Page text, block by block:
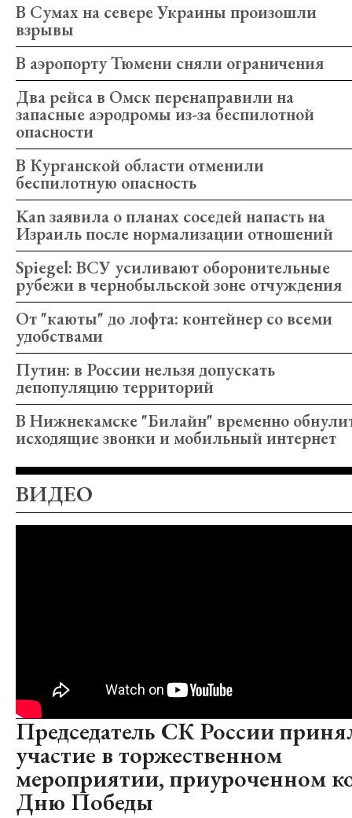
В Сумах на севере Украины произошли
взрывы
В аэропорту Тюмени сняли ограничения
Два рейса в Омск перенаправили на
запасные аэродромы из-за беспилотной
опасности
В Курганской области отменили
беспилотную опасность
Kan заявила о планах соседей напасть на
Израиль после нормализации отношений
Spiegel: ВСУ усиливают оборонительные
рубежи в чернобыльской зоне отчуждения
От "каюты" до лофта: контейнер со всеми
удобствами
Путин: в России нельзя допускать
депопуляцию территорий
В Нижнекамске "Билайн" временно
исходящие звонки и мобильный интернет
ВИДЕО
Председатель СК России
участие в торжественном
мероприятии, приуроченном
Дню Победы